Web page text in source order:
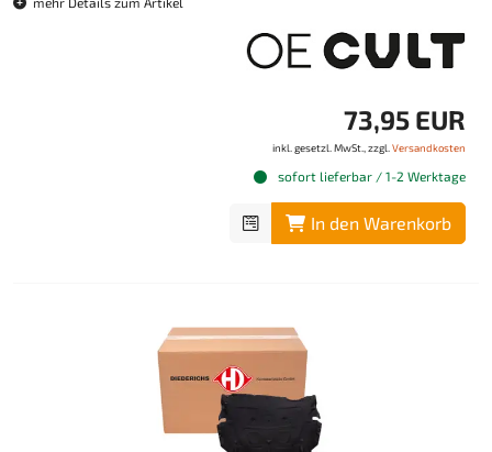
73,95 EUR
inkl. gesetzl. MwSt., zzgl. Versandkosten
sofort lieferbar / 1-2 Werktage
In den Warenkorb